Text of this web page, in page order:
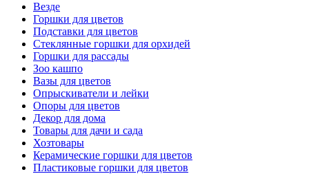
Везде
Горшки для цветов
Подставки для цветов
Стеклянные горшки для орхидей
Горшки для рассады
Зоо кашпо
Вазы для цветов
Опрыскиватели и лейки
Опоры для цветов
Декор для дома
Товары для дачи и сада
Хозтовары
Керамические горшки для цветов
Пластиковые горшки для цветов